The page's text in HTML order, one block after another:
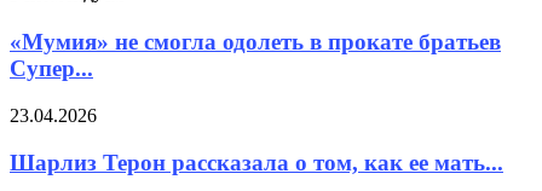
«Мумия» не смогла одолеть в прокате братьев
Супер...
23.04.2026
Шарлиз Терон рассказала о том, как ее мать...